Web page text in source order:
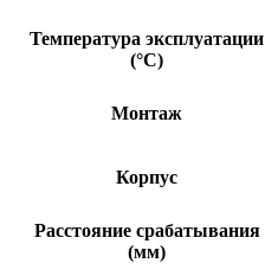
Температура эксплуатации
(°C)
Монтаж
Корпус
Расстояние срабатывания
(мм)